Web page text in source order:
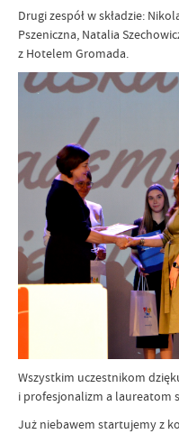
Drugi zespół w składzie:
Pszeniczna, Natalia
z Hotelem Gromada.
Wszystkim uczestnikom
i profesjonalizm a laureatom
Już niebawem startujemy z